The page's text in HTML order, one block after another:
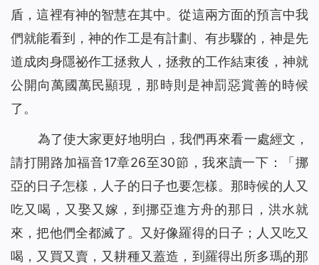
盾，這裡有神的智慧在其中。從這兩方面的預言中我
們就能看到，神的作工是有計劃、有步驟的，神是先
道成肉身隱祕作工拯救人，拯救的工作結束後，神就
公開向萬國萬民顯現，那時則是神罰惡賞善的時候
了。
為了使大家更好地明白，我們再來看一處經文，
請打開路加福音17章26至30節，我來讀一下：「 挪
亞的日子怎樣，人子的日子也要怎樣。那時候的人又
吃又喝，又娶又嫁，到挪亞進方舟的那日，洪水就
來，把他們全都滅了。又好像羅得的日子；人又吃又
喝，又買又賣，又耕種又蓋造，到羅得出所多瑪的那